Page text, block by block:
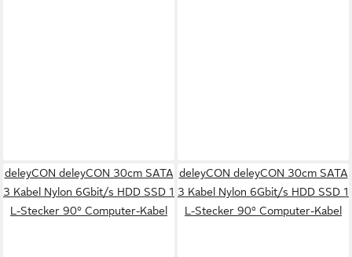
deleyCON deleyCON 30cm SATA
3 Kabel Nylon 6Gbit/s HDD SSD 1
L-Stecker 90° Computer-Kabel
deleyCON deleyCON 30cm SATA
3 Kabel Nylon 6Gbit/s HDD SSD 1
L-Stecker 90° Computer-Kabel